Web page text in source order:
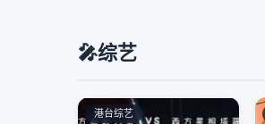
🎤综艺
港台综艺